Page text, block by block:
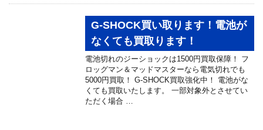
G-SHOCK買い取ります！電池が
なくても買取ります！
電池切れのジーショックは1500円買取保障！ フ
ロッグマン＆マッドマスターなら電気切れでも
5000円買取！ G-SHOCK買取強化中！ 電池がな
くても買取いたします。 一部対象外とさせてい
ただく場合 …